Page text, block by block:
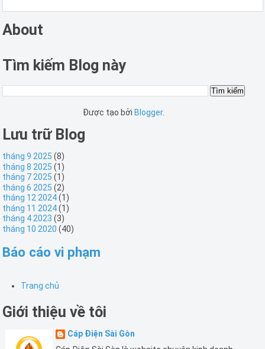
About
Tìm kiếm Blog này
Được tạo bởi Blogger.
Lưu trữ Blog
tháng 9 2025 (8)
tháng 8 2025 (1)
tháng 7 2025 (1)
tháng 6 2025 (2)
tháng 12 2024(1)
tháng 11 2024(1)
tháng 4 2023 (3)
tháng 10 2020 (40)
Báo cáo vi phạm
Trang chủ
Giới thiệu về tôi
Cáp Điện Sài Gòn